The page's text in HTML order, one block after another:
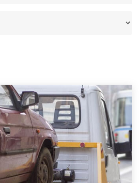
een sloperij in een andere plaats of
om direct uw sloopauto te
halen door de Sloopauto
Wij kunnen uw
in Dronten. Neem telefonisch
terugbelafspraak. Wilt u
auto onderdelen offerte
via de Onderdelenlijn! Vul uw
op verzenden.